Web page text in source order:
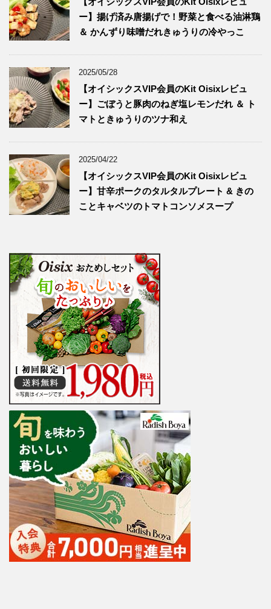
ー】揚げ済み唐揚げで！野菜と食べる油淋鶏
＆ かんずり味噌だれきゅうりの冷やっこ
2025/05/28
【オイシックスVIP会員のKit Oisixレビュ
ー】ごぼうと豚肉のねぎ塩レモンだれ ＆ ト
マトときゅうりのツナ和え
2025/04/22
【オイシックスVIP会員のKit Oisixレビュ
ー】甘辛ポークのタルタルプレート & きの
ことキャベツのトマトコンソメスープ